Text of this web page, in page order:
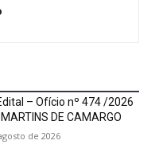
– Ofício nº 474 /2026
DE CAMARGO
de 2026